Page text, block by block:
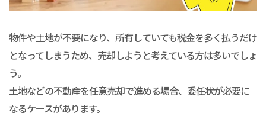
物件や土地が不要になり、所有していても税金を多く払うだけ
となってしまうため、売却しようと考えている方は多いでしょ
う。
土地などの不動産を任意売却で進める場合、委任状が必要に
なるケースがあります。